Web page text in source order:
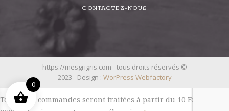
CONTACTEZ-NOUS
https://mesgrigris.com - tous droits réservés ©
2023 - Design : WorPress Webfactory
Toutes les commandes seront traitées à partir du 10 Février
0